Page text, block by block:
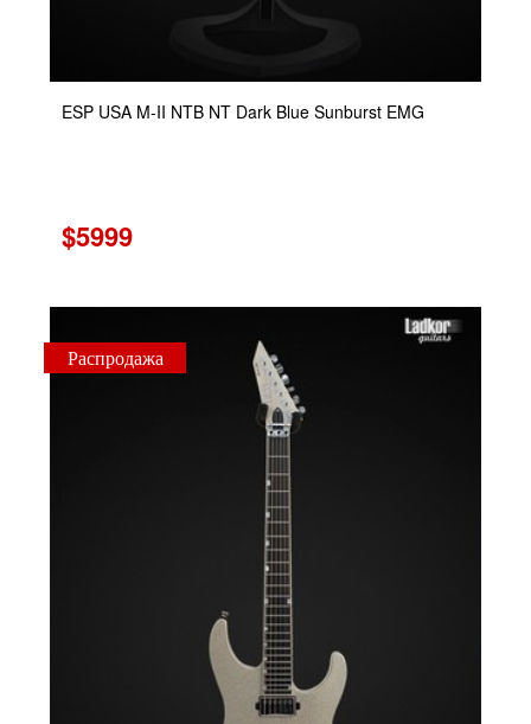
ESP USA M-II NTB NT Dark Blue Sunburst EMG
$5999
Распродажа